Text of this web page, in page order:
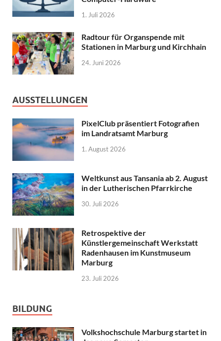
1. Juli 2026
Radtour für Organspende mit
Stationen in Marburg und Kirchhain
24. Juni 2026
AUSSTELLUNGEN
PixelClub präsentiert Fotografien
im Landratsamt Marburg
1. August 2026
Weltkunst aus Tansania ab 2. August
in der Lutherischen Pfarrkirche
30. Juli 2026
Retrospektive der
Künstlergemeinschaft Werkstatt
Radenhausen im Kunstmuseum
Marburg
23. Juli 2026
BILDUNG
Volkshochschule Marburg startet in